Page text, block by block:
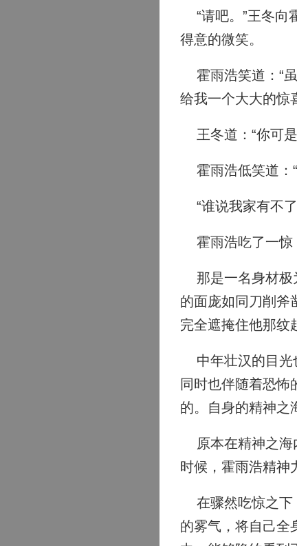
“请吧。”王冬向
得意的微笑。
霍雨浩笑道：“
给我一个大大的惊
王冬道：“你可
霍雨浩低笑道：
“谁说我家有不了
霍雨浩吃了一惊
那是一名身材极
的面庞如同刀削斧
完全遮掩住他那纹
中年壮汉的目光
同时也伴随着恐怖
的。自身的精神之
原本在精神之海
时候，霍雨浩精神
在骤然吃惊之下
的雾气，将自己全